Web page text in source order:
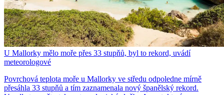
U Mallorky mělo moře přes 33 stupňů, byl to rekord, uvádí
meteorologové
Povrchová teplota moře u Mallorky ve středu odpoledne mírně
přesáhla 33 stupňů a tím zaznamenala nový španělský rekord.